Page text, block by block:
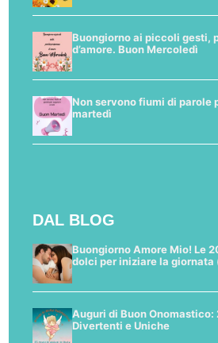
Buongiorno ai piccoli gesti,
d’amore. Buon Mercoledì
Non servono fiumi di parole
martedì
DAL BLOG
Buongiorno Amore Mio! Le
dolci per iniziare la giornata
Auguri di Buon
Divertenti e Uniche